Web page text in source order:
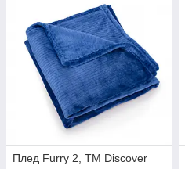
Плед Furry 2, TM Discover